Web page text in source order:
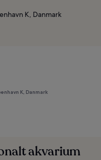
K, Danmark
K, Danmark
akvarium